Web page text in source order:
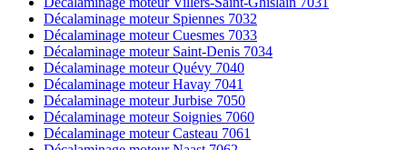
Décalaminage moteur Spiennes 7032
Décalaminage moteur Cuesmes 7033
Décalaminage moteur Saint-Denis 7034
Décalaminage moteur Quévy 7040
Décalaminage moteur Havay 7041
Décalaminage moteur Jurbise 7050
Décalaminage moteur Soignies 7060
Décalaminage moteur Casteau 7061